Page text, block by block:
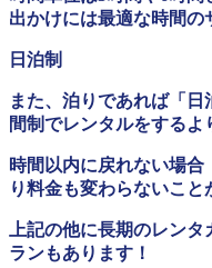
出かけには最適な時間の
日泊制
また、泊りであれば「
間制でレンタルをするよ
時間以内に戻れない場
り料金も変わらないこと
上記の他に長期のレン
ランもあります！